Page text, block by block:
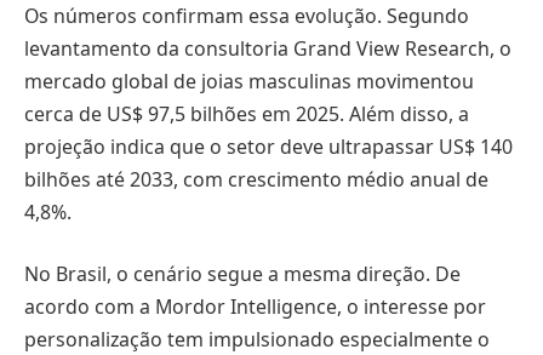
Os números confirmam essa evolução. Segundo
levantamento da consultoria Grand View Research, o
mercado global de joias masculinas movimentou
cerca de US$ 97,5 bilhões em 2025. Além disso, a
projeção indica que o setor deve ultrapassar US$ 140
bilhões até 2033, com crescimento médio anual de
4,8%.
No Brasil, o cenário segue a mesma direção. De
acordo com a Mordor Intelligence, o interesse por
personalização tem impulsionado especialmente o